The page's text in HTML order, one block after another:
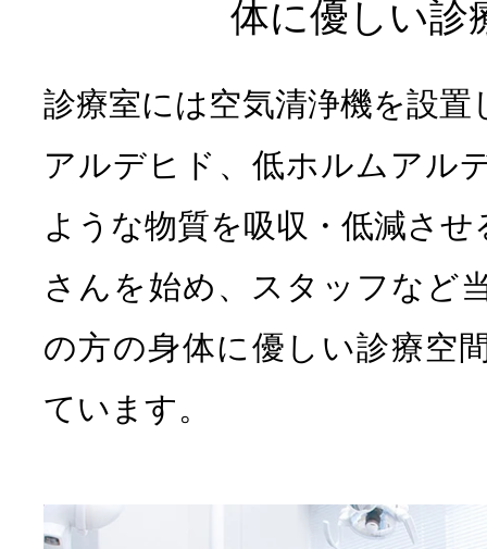
体に優しい診
診療室には空気清浄機を設
アルデヒド、低ホルムアル
ような物質を吸収・低減さ
さんを始め、スタッフなど
の方の身体に優しい診療空
ています。